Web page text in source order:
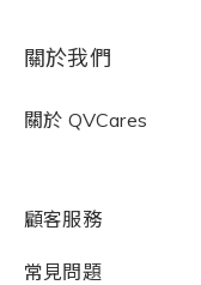
關於我們
關於 QVCares
顧客服務
常見問題